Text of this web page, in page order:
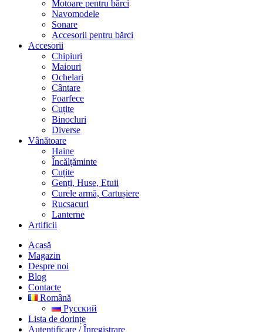
Motoare pentru bărci
Navomodele
Sonare
Accesorii pentru bărci
Accesorii
Chipiuri
Maiouri
Ochelari
Cântare
Foarfece
Cuțite
Binocluri
Diverse
Vânătoare
Haine
Încălțăminte
Cuțite
Genți, Huse, Etuii
Curele armă, Cartușiere
Rucsacuri
Lanterne
Artificii
Acasă
Magazin
Despre noi
Blog
Contacte
Română
Русский
Lista de dorințe
Autentificare / Înregistrare